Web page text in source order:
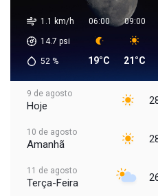
1.1 km/h
14.7 psi
52 %
06:00
19°C
09:00
21°C
9 de agosto
Hoje
10 de agosto
Amanhã
11 de agosto
Terça-Feira